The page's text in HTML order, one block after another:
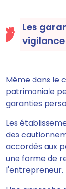
Les
Même dans le
patrimoniale
garanties
Les
des
accordés aux
une forme de
l'entrepreneur.